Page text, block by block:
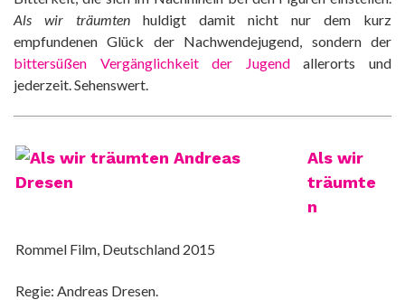
Als wir träumten huldigt damit nicht nur dem kurz
empfundenen Glück der Nachwendejugend, sondern der
bittersüßen Vergänglichkeit der Jugendallerorts und
jederzeit. Sehenswert.
Als wir
träumte
n
Rommel Film, Deutschland 2015
Regie: Andreas Dresen.